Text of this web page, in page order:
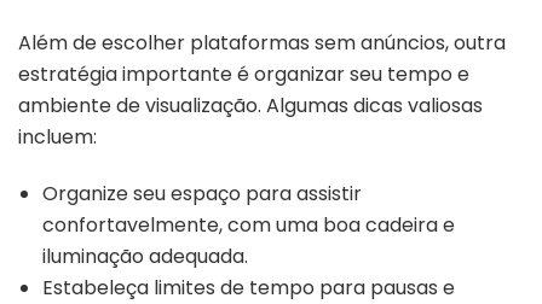
Além de escolher plataformas sem anúncios, outra
estratégia importante é organizar seu tempo e
ambiente de visualização. Algumas dicas valiosas
incluem:
Organize seu espaço para assistir
confortavelmente, com uma boa cadeira e
iluminação adequada.
Estabeleça limites de tempo para pausas e